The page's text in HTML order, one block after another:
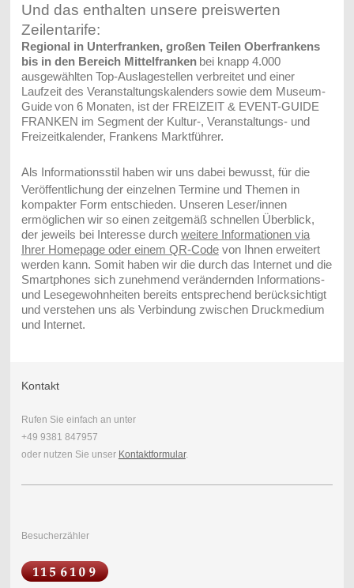
Und das enthalten unsere preiswerten
Zeilentarife:
Regional in Unterfranken, großen Teilen Oberfrankens
bis in den Bereich Mittelfranken bei knapp 4.000
ausgewählten Top-Auslagestellen verbreitet und einer
Laufzeit des Veranstaltungskalenders sowie dem Museum-
Guidevon 6 Monaten, ist der FREIZEIT & EVENT-GUIDE
FRANKEN im Segment der Kultur-, Veranstaltungs- und
Freizeitkalender, Frankens Marktführer.
Als Informationsstil haben wir uns dabei bewusst, für die
Veröffentlichung der einzelnen Termine und Themen in
kompakter Form entschieden. Unseren Leser/innen
ermöglichen wir so einen zeitgemäß schnellen Überblick,
der jeweils bei Interesse durch weitere Informationen via
Ihrer Homepage oder einem QR-Codevon Ihnen erweitert
werden kann. Somit haben wir die durch das Internet und die
Smartphones sich zunehmend verändernden Informations-
und Lesegewohnheiten bereits entsprechend berücksichtigt
und verstehen uns als Verbindung zwischen Druckmedium
und Internet.
Kontakt
Rufen Sie einfach an unter
+49 9381 847957
oder nutzen Sie unser Kontaktformular.
Besucherzähler